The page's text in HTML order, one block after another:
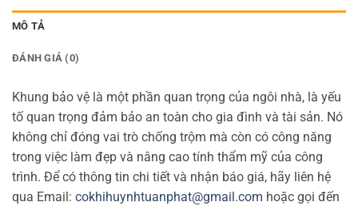
MÔ TẢ
ĐÁNH GIÁ (0)
Khung bảo vệ là một phần quan trọng của ngôi nhà, là yếu
tố quan trọng đảm bảo an toàn cho gia đình và tài sản. Nó
không chỉ đóng vai trò chống trộm mà còn có công năng
trong việc làm đẹp và nâng cao tính thẩm mỹ của công
trình. Để có thông tin chi tiết và nhận báo giá, hãy liên hệ
qua Email: cokhihuynhtuanphat@gmail.com hoặc gọi đến